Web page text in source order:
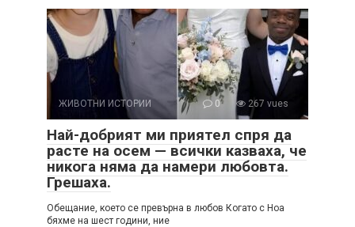
ЖИВОТНИ ИСТОРИИ 0 267 vues
Най-добрият ми приятел спря да
расте на осем — всички казваха, че
никога няма да намери любовта.
Грешаха.
Обещание, което се превърна в любов Когато с Ноа
бяхме на шест години, ние